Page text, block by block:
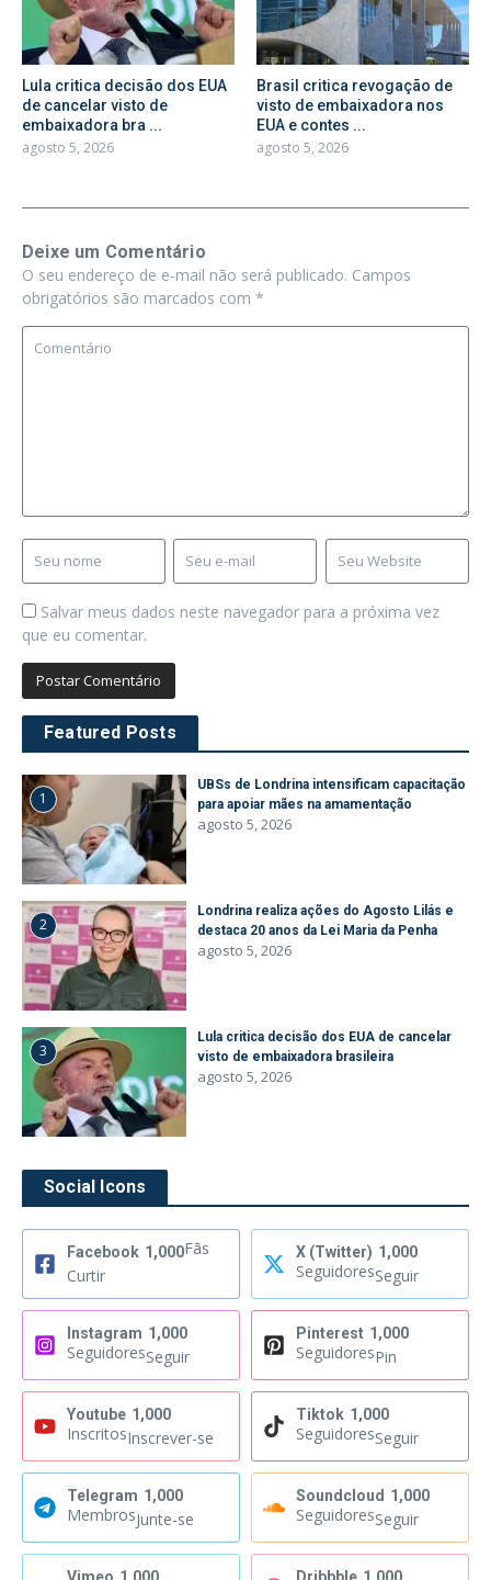
Lula critica decisão dos EUA
de cancelar visto de
embaixadora bra ...
agosto 5, 2026
Brasil critica revogação de
visto de embaixadora nos
EUA e contes ...
agosto 5, 2026
Deixe um Comentário
O seu endereço de e-mail não será publicado. Campos
obrigatórios são marcados com *
Salvar meus dados neste navegador para a próxima vez
que eu comentar.
Featured Posts
1
UBSs de Londrina intensificam capacitação
para apoiar mães na amamentação
agosto 5, 2026
2
Londrina realiza ações do Agosto Lilás e
destaca 20 anos da Lei Maria da Penha
agosto 5, 2026
3
Lula critica decisão dos EUA de cancelar
visto de embaixadora brasileira
agosto 5, 2026
Social Icons
Facebook 1,000Fãs
Curtir
X (Twitter) 1,000
SeguidoresSeguir
Instagram 1,000
SeguidoresSeguir
Pinterest 1,000
SeguidoresPin
Youtube 1,000
InscritosInscrever-se
Tiktok 1,000
SeguidoresSeguir
Telegram 1,000
MembrosJunte-se
Soundcloud 1,000
SeguidoresSeguir